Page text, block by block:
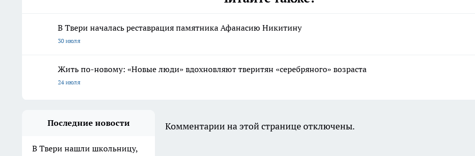
В Твери началась реставрация памятника Афанасию Никитину
30 июля
Жить по-новому: «Новые люди» вдохновляют тверитян «серебряного» возраста
24 июля
Последние новости
В Твери нашли школьницу,
Комментарии на этой странице отключены.